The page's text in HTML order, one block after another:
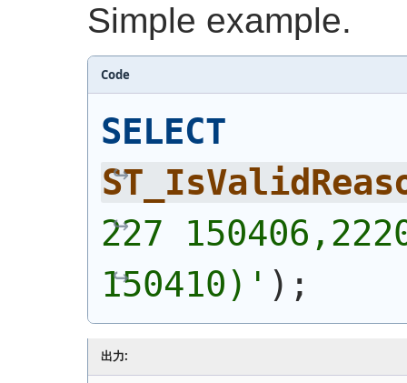
Simple example.
Code
SELECT
227
150410) ' ) ;
出力: